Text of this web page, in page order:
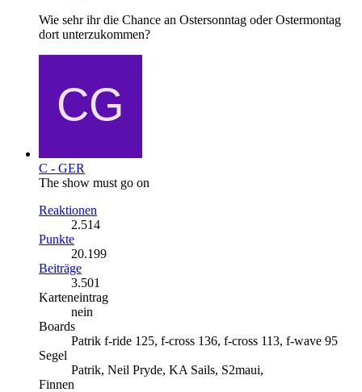
Wie sehr ihr die Chance an Ostersonntag oder Ostermontag
dort unterzukommen?
C - GER
The show must go on
Reaktionen
2.514
Punkte
20.199
Beiträge
3.501
Karteneintrag
nein
Boards
Patrik f-ride 125, f-cross 136, f-cross 113, f-wave 95
Segel
Patrik, Neil Pryde, KA Sails, S2maui,
Finnen